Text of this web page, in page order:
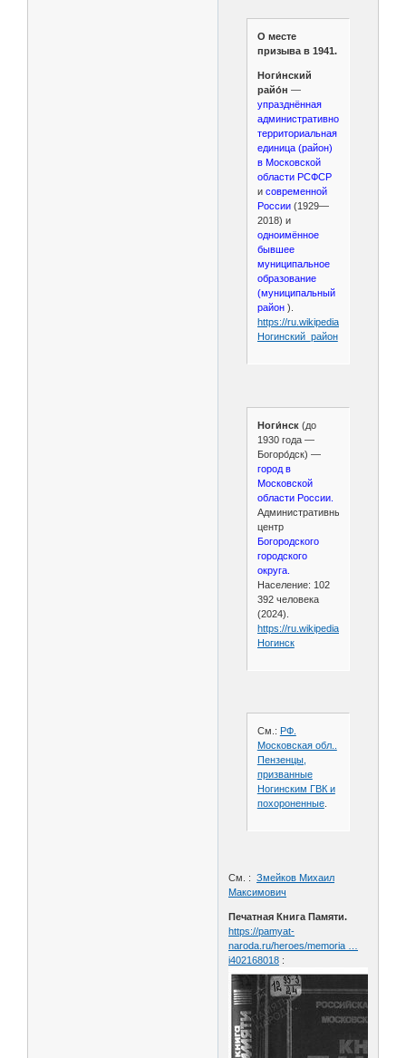
О месте
призыва в 1941.
Ноги́нский
райо́н —
упразднённая
административно-
территориальная
единица (район)
в Московской
области РСФСР
и современной
России(1929—
2018) и
одноимённое
бывшее
муниципальное
образование
(муниципальный
район ).
https://ru.wikipedia.org/wiki/
Ногинский_район
Ноги́нск (до
1930 года —
Богоро́дск) —
город в
Московской
области России.
Административный
центр
Богородского
городского
округа.
Население: 102
392 человека
(2024).
https://ru.wikipedia.org/wiki/
Ногинск
См.: РФ.
Московская обл..
Пензенцы,
призванные
Ногинским ГВК и
похороненные.
См. :Змейков Михаил
Максимович
Печатная Книга Памяти.
https://pamyat-
naroda.ru/heroes/memoria …
i402168018 :